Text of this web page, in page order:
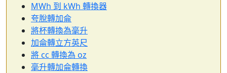
MWh 到 kWh 轉換器
夸脫轉加侖
將杯轉換為毫升
加侖轉立方英尺
將 cc 轉換為 oz
毫升轉加侖轉換